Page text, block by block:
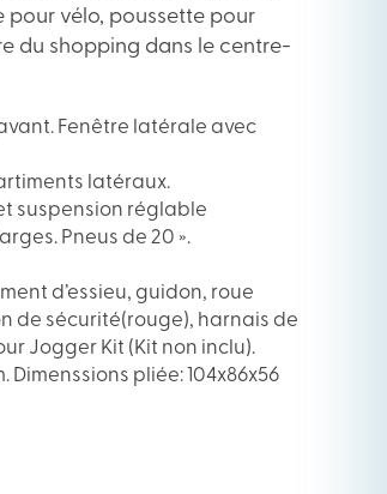
pour vélo, poussette pour
du shopping dans le centre-
Fenêtre latérale avec
latéraux.
suspension réglable
Pneus de 20 ».
d’essieu, guidon, roue
de sécurité(rouge), harnais de
Jogger Kit (Kit non inclu).
Dimenssions pliée: 104x86x56